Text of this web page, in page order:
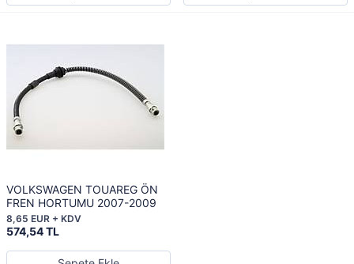
VOLKSWAGEN TOUAREG ÖN
FREN HORTUMU 2007-2009
574,54 TL
8,65 EUR + KDV